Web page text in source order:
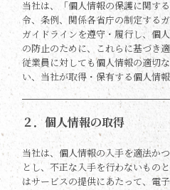
当社は、「個人情報の保護に関す
令、条例、関係各省庁の制定する
ガイドラインを遵守・履行し、個
の防止のために、これらに基づき
従業員に対しても個人情報の適切
い、当社が取得・保有する個人情
２．個人情報の取得
当社は、個人情報の入手を適法か
とし、不正な入手を行わないもの
はサービスの提供にあたって、電